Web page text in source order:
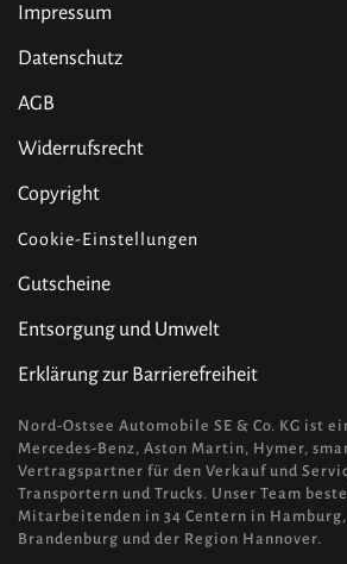
Impressum
Datenschutz
AGB
Widerrufsrecht
Copyright
Cookie-Einstellungen
Gutscheine
Entsorgung und Umwelt
Erklärung zur Barrierefreiheit
Nord-Ostsee Automobile SE & Co. KG ist
Mercedes-Benz, Aston Martin, Hymer,
Vertragspartner für den Verkauf und
Transportern und Trucks. Unser Team
Mitarbeitenden in 34 Centern in
Brandenburg und der Region Hannover.